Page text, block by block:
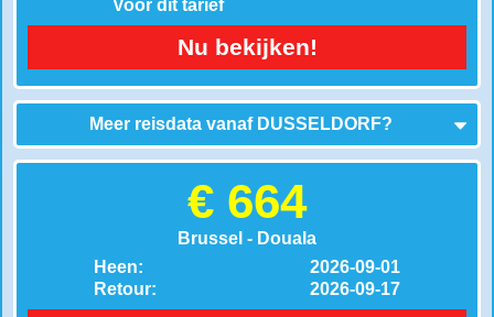
Voor dit tarief
Nu bekijken!
Meer reisdata vanaf DUSSELDORF?
€ 664
Brussel - Douala
Heen:
Retour:
2026-09-01
2026-09-17